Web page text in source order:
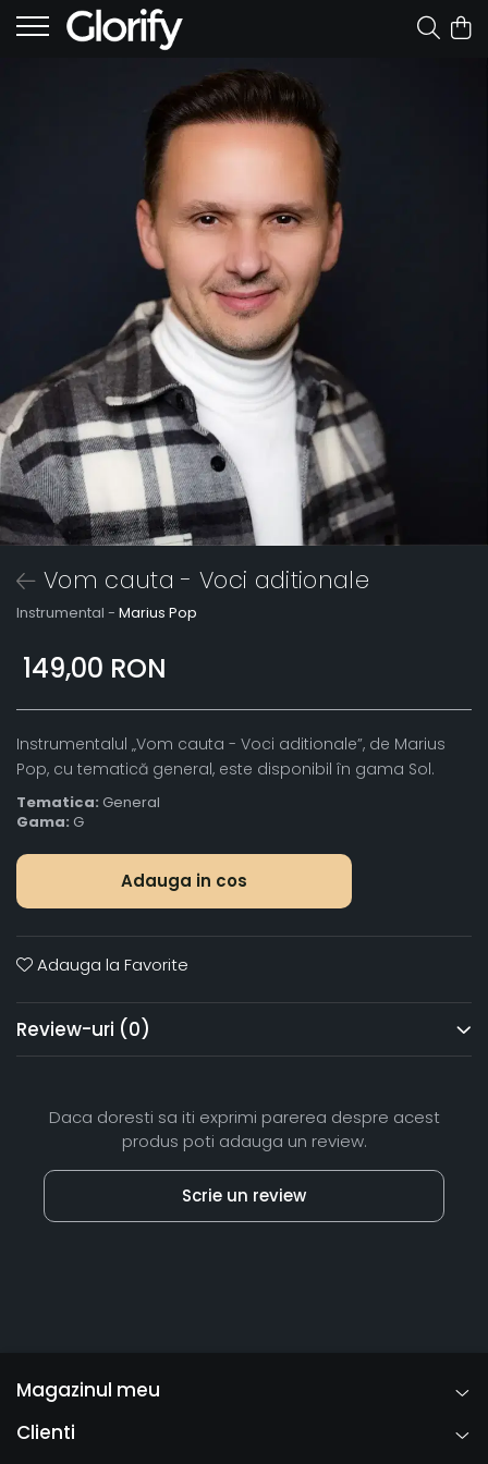
Vom cauta - Voci aditionale
Instrumental - Marius Pop
149,00 RON
Instrumentalul „Vom cauta - Voci aditionale”, de Marius
Pop, cu tematică general, este disponibil în gama Sol.
Tematica: General
Gama: G
Adauga in cos
Adauga la Favorite
Review-uri (0)
Daca doresti sa iti exprimi parerea despre acest
produs poti adauga un review.
Scrie un review
Magazinul meu
Clienti